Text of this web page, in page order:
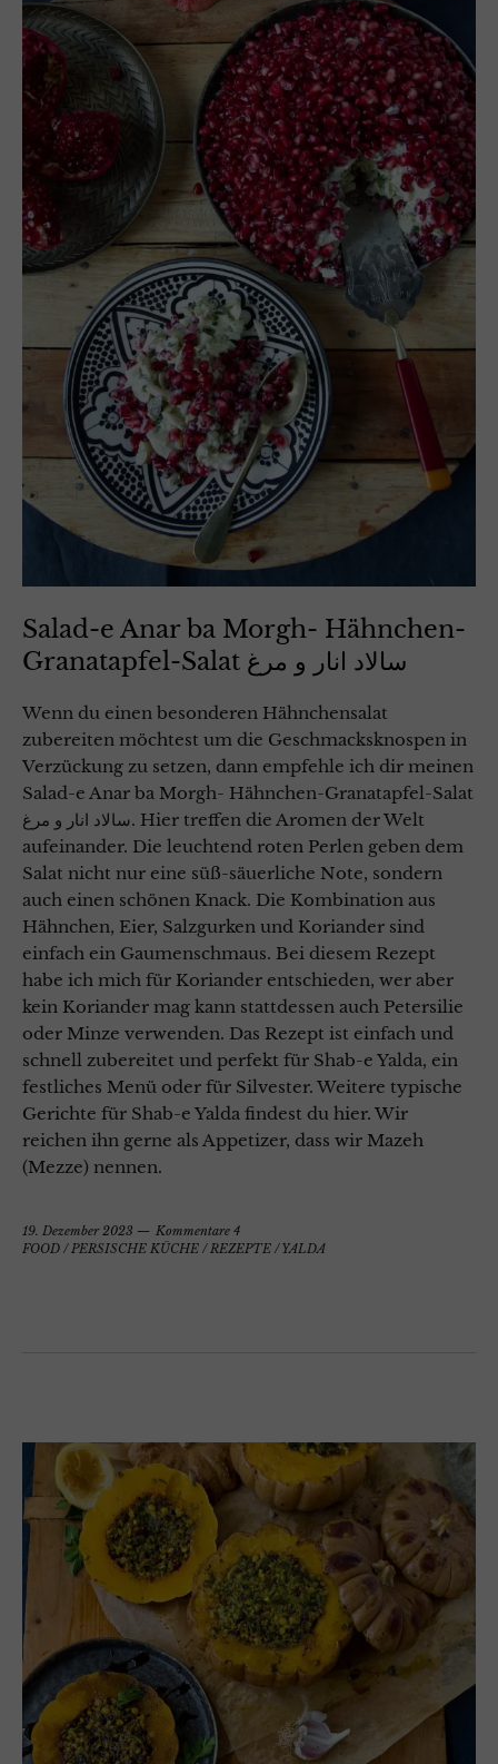
Salad-e Anar ba Morgh- Hähnchen-
Granatapfel-Salat سالاد انار و مرغ
Wenn du einen besonderen Hähnchensalat
zubereiten möchtest um die Geschmacksknospen in
Verzückung zu setzen, dann empfehle ich dir meinen
Salad-e Anar ba Morgh- Hähnchen-Granatapfel-Salat
سالاد انار و مرغ. Hier treffen die Aromen der Welt
aufeinander. Die leuchtend roten Perlen geben dem
Salat nicht nur eine süß-säuerliche Note, sondern
auch einen schönen Knack. Die Kombination aus
Hähnchen, Eier, Salzgurken und Koriander sind
einfach ein Gaumenschmaus. Bei diesem Rezept
habe ich mich für Koriander entschieden, wer aber
kein Koriander mag kann stattdessen auch Petersilie
oder Minze verwenden. Das Rezept ist einfach und
schnell zubereitet und perfekt für Shab-e Yalda, ein
festliches Menü oder für Silvester. Weitere typische
Gerichte für Shab-e Yalda findest du hier. Wir
reichen ihn gerne als Appetizer, dass wir Mazeh
(Mezze) nennen.
19. Dezember 2023
Kommentare 4
FOOD /PERSISCHE KÜCHE /REZEPTE /YALDA